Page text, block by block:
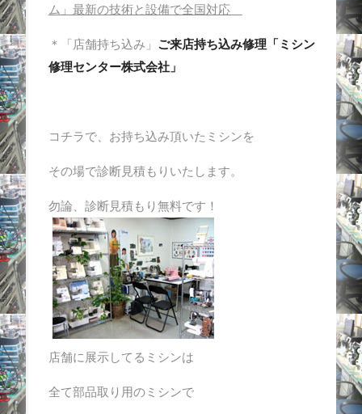
ム」最新の技術と設備で全国対応
＊「店舗持ち込み」 ご来店持ち込み修理「ミシン
修理センター株式会社」
コチラで、お持ち込み頂いたミシンを
その場で診断見積もりいたします。
勿論、診断見積もり無料です！
店舗に展示してるミシンは
全て部品取り用のミシンで